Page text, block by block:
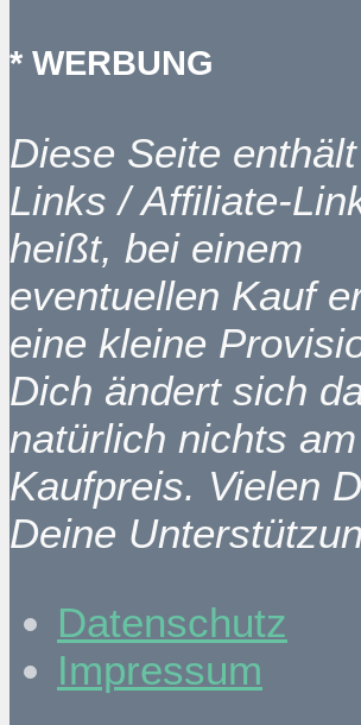
* WERBUNG
Diese Seite
Links / Affiliate-
heißt, bei einem
eventuellen Kauf
eine kleine
Dich ändert sich
natürlich nichts am
Kaufpreis. Vielen
Deine
Datenschutz
Impressum